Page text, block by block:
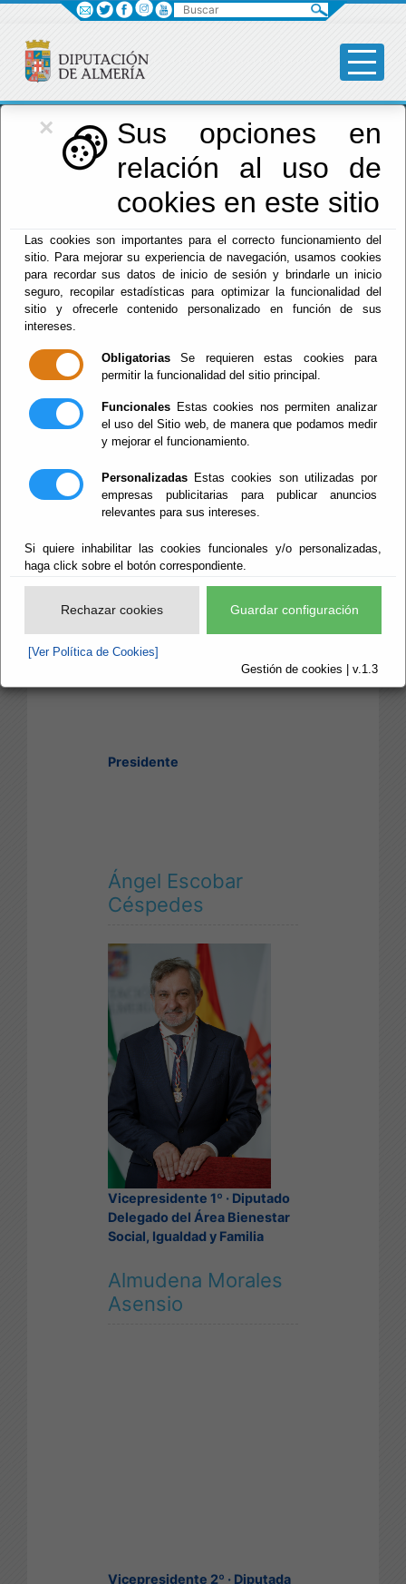
×
Sus opciones en
relación al uso de
cookies en este sitio
Las cookies son importantes para el correcto funcionamiento del
sitio. Para mejorar su experiencia de navegación, usamos cookies
para recordar sus datos de inicio de sesión y brindarle un inicio
seguro, recopilar estadísticas para optimizar la funcionalidad del
sitio y ofrecerle contenido personalizado en función de sus
intereses.
Obligatorias Se requieren estas cookies para
permitir la funcionalidad del sitio principal.
Funcionales Estas cookies nos permiten analizar
el uso del Sitio web, de manera que podamos medir
y mejorar el funcionamiento.
Personalizadas Estas cookies son utilizadas por
empresas publicitarias para publicar anuncios
relevantes para sus intereses.
Si quiere inhabilitar las cookies funcionales y/o personalizadas,
haga click sobre el botón correspondiente.
Rechazar cookies Guardar configuración
[Ver Política de Cookies]
Gestión de cookies | v.1.3
Diputación
Menú Diputación
Corporación
2023-2027
Partido Popular
Alcaina
Ángel Escobar
Céspedes
Vicepresidente 1º · Diputado
Delegado del Área Bienestar
Social, Igualdad y Familia
Almudena Morales
Asensio
Buscar